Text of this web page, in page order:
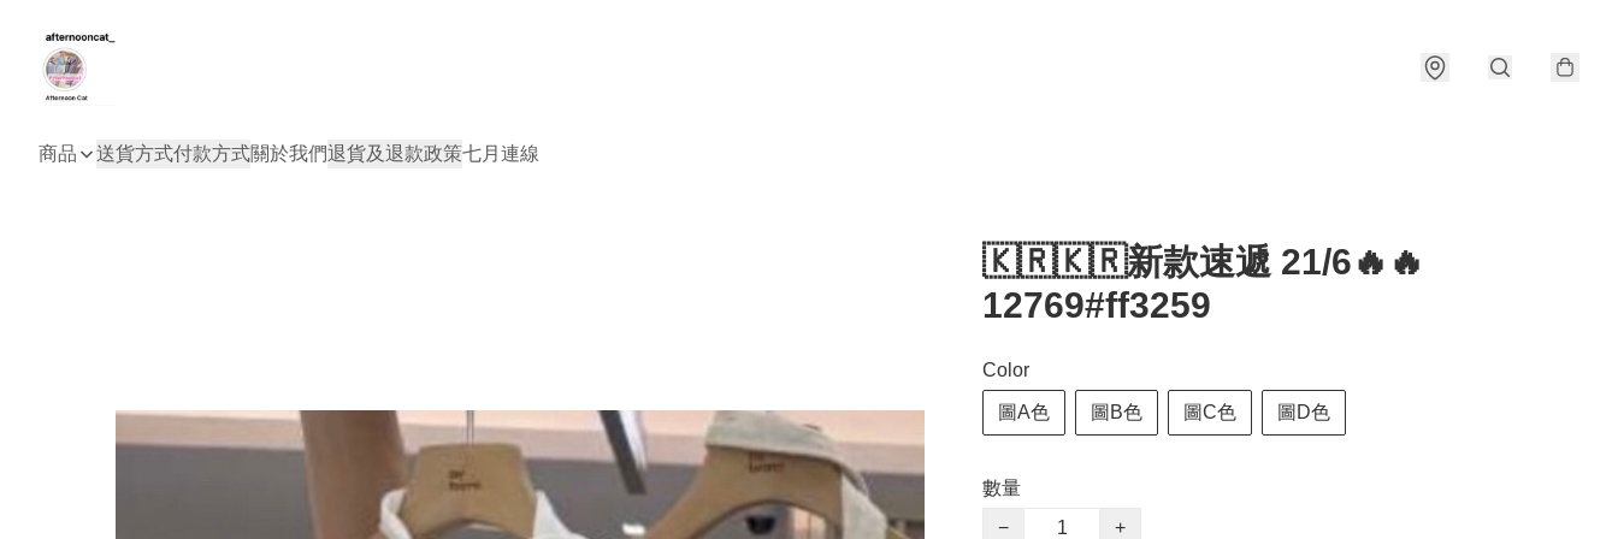
商品 送貨方式付款方式關於我們退貨及退款政策七月連線
🇰🇷🇰🇷新款速遞 21/6🔥🔥
12769#ff3259
Color
圖A色 圖B色 圖C色 圖D色
數量
−
+